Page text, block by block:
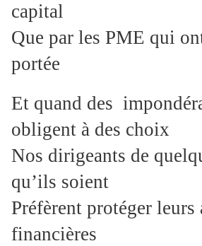
capital
Que par les PME qui
portée
Et quand des
obligent à des choix
Nos dirigeants de
qu’ils soient
Préfèrent protéger leurs
financières